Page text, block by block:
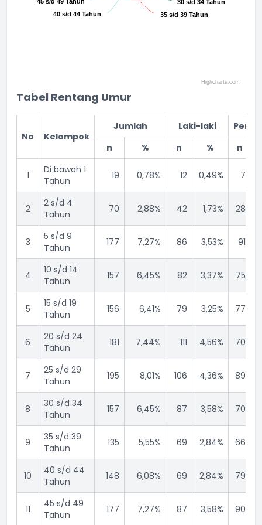
30 s/d 34 Tahun
30 s/d 34 Tahun
35 s/d 39 Tahun
35 s/d 39 Tahun
40 s/d 44 Tahun
40 s/d 44 Tahun
Highcharts.com
End of interactive chart.
Tabel Rentang Umur
No Kelompok
Jumlah Laki-laki
n
% n % n
1
Di bawah 1
Tahun
19 0,78% 12 0,49% 7
2
2 s/d 4
Tahun
70 2,88% 42 1,73% 28
3
5 s/d 9
Tahun
177 7,27% 86 3,53% 91
4
10 s/d 14
Tahun
157 6,45% 82 3,37% 75
5
15 s/d 19
Tahun
156 6,41% 79 3,25% 77
6
20 s/d 24
Tahun
181 7,44% 111 4,56% 70
7
25 s/d 29
Tahun
195 8,01% 106 4,36% 89
8
30 s/d 34
Tahun
157 6,45% 87 3,58% 70
9
35 s/d 39
Tahun
135 5,55% 69 2,84% 66
10
40 s/d 44
Tahun
148 6,08% 69 2,84% 79
11
45 s/d 49
Tahun
177 7,27% 87 3,58% 90